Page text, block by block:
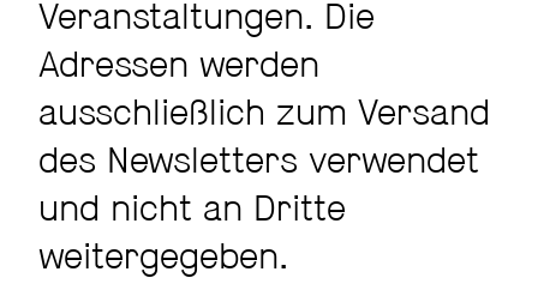
Veranstaltungen. Die
Adressen werden
ausschließlich zum Versand
des Newsletters verwendet
und nicht an Dritte
weitergegeben.